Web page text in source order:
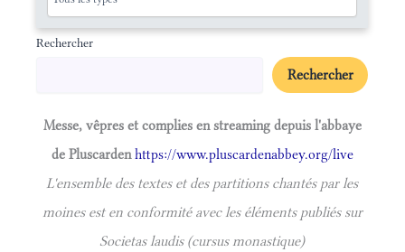
Rechercher
Rechercher
Messe, vêpres et complies en streaming depuis l'abbaye
de Pluscardenhttps://www.pluscardenabbey.org/live
L'ensemble des textes et des partitions chantés par les
moines est en conformité avec les éléments publiés sur
Societas laudis (cursus monastique)